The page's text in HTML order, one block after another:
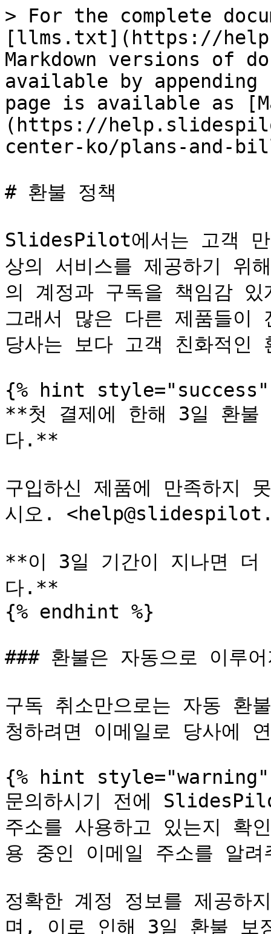
> For the complete
[llms.txt](https://
Markdown versions of
available by
page is available as
(https://
center-ko/plans-and-
# 환불 정책
SlidesPilot에서는 고객 만
상의 서비스를 제공하기 위
의 계정과 구독을 책임감
그래서 많은 다른 제품들이
당사는 보다 고객 친화적인
{% hint style="success"
**첫 결제에 한해 3일 환불
다.**
구입하신 제품에 만족하지
시오.
**이 3일 기간이 지나면 더
다.**
{% endhint %}
### 환불은 자동으로 이루
구독 취소만으로는 자동 환
청하려면 이메일로 당사에
{% hint style="warning"
문의하시기 전에
주소를 사용하고 있는지
용 중인 이메일 주소를 알
정확한 계정 정보를 제공하
며, 이로 인해 3일 환불 보